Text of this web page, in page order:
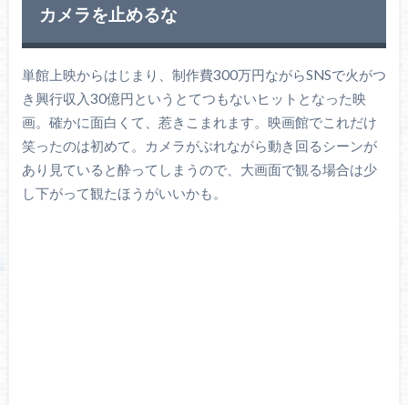
カメラを止めるな
単館上映からはじまり、制作費300万円ながらSNSで火がつ
き興行収入30億円というとてつもないヒットとなった映
画。確かに面白くて、惹きこまれます。映画館でこれだけ
笑ったのは初めて。カメラがぶれながら動き回るシーンが
あり見ていると酔ってしまうので、大画面で観る場合は少
し下がって観たほうがいいかも。